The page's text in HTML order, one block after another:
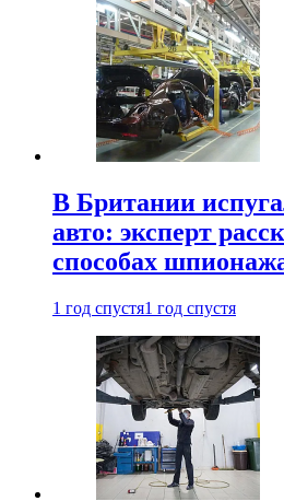
В Британии
авто: эксперт
способах
1 год спустя1 год спустя